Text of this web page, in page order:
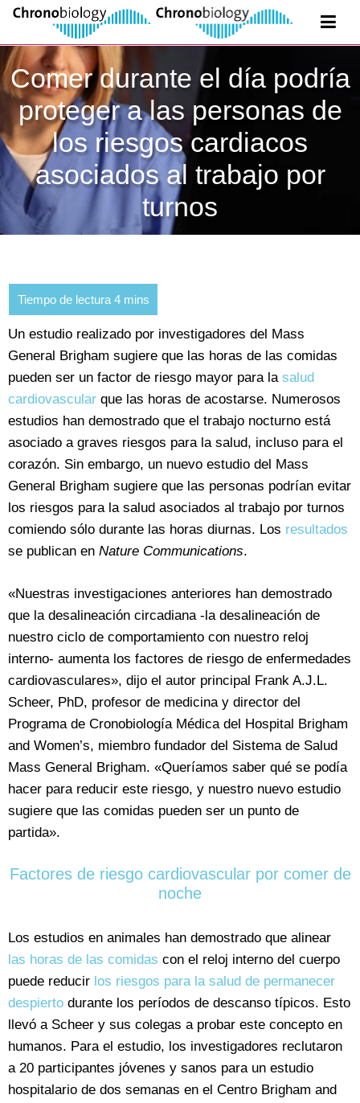
Comer durante el día podría
proteger a las personas de
los riesgos cardiacos
asociados al trabajo por
turnos
Un estudio realizado por investigadores del Mass
General Brigham sugiere que las horas de las comidas
pueden ser un factor de riesgo mayor para la salud
cardiovascular que las horas de acostarse. Numerosos
estudios han demostrado que el trabajo nocturno está
asociado a graves riesgos para la salud, incluso para el
corazón. Sin embargo, un nuevo estudio del Mass
General Brigham sugiere que las personas podrían evitar
los riesgos para la salud asociados al trabajo por turnos
comiendo sólo durante las horas diurnas. Los resultados
se publican en Nature Communications.
«Nuestras investigaciones anteriores han demostrado
que la desalineación circadiana -la desalineación de
nuestro ciclo de comportamiento con nuestro reloj
interno- aumenta los factores de riesgo de enfermedades
cardiovasculares», dijo el autor principal Frank A.J.L.
Scheer, PhD, profesor de medicina y director del
Programa de Cronobiología Médica del Hospital Brigham
and Women’s, miembro fundador del Sistema de Salud
Mass General Brigham. «Queríamos saber qué se podía
hacer para reducir este riesgo, y nuestro nuevo estudio
sugiere que las comidas pueden ser un punto de
partida».
Factores de riesgo cardiovascular por comer de
noche
Los estudios en animales han demostrado que alinear
las horas de las comidas con el reloj interno del cuerpo
puede reducir los riesgos para la salud de permanecer
despierto durante los períodos de descanso típicos. Esto
llevó a Scheer y sus colegas a probar este concepto en
humanos. Para el estudio, los investigadores reclutaron
a 20 participantes jóvenes y sanos para un estudio
hospitalario de dos semanas en el Centro Brigham and